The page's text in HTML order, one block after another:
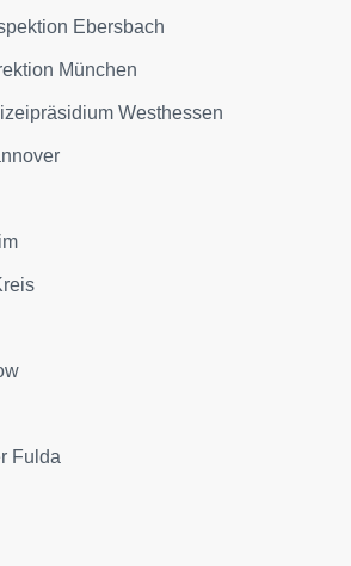
Ebersbach
München
Westhessen
Fulda